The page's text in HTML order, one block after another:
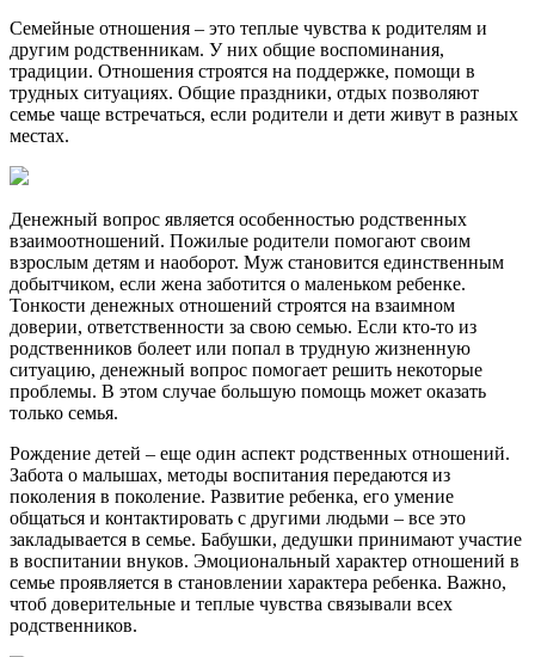
Семейные отношения – это теплые чувства к родителям и
другим родственникам. У них общие воспоминания,
традиции. Отношения строятся на поддержке, помощи в
трудных ситуациях. Общие праздники, отдых позволяют
семье чаще встречаться, если родители и дети живут в разных
местах.
Денежный вопрос является особенностью родственных
взаимоотношений. Пожилые родители помогают своим
взрослым детям и наоборот. Муж становится единственным
добытчиком, если жена заботится о маленьком ребенке.
Тонкости денежных отношений строятся на взаимном
доверии, ответственности за свою семью. Если кто-то из
родственников болеет или попал в трудную жизненную
ситуацию, денежный вопрос помогает решить некоторые
проблемы. В этом случае большую помощь может оказать
только семья.
Рождение детей – еще один аспект родственных отношений.
Забота о малышах, методы воспитания передаются из
поколения в поколение. Развитие ребенка, его умение
общаться и контактировать с другими людьми – все это
закладывается в семье. Бабушки, дедушки принимают участие
в воспитании внуков. Эмоциональный характер отношений в
семье проявляется в становлении характера ребенка. Важно,
чтоб доверительные и теплые чувства связывали всех
родственников.